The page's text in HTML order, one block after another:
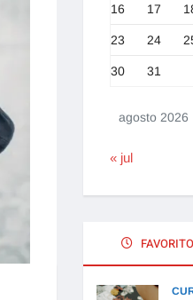
agosto 2026
16 17
23 24
30 31
« jul